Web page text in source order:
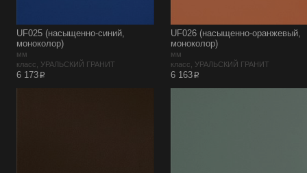
UF025 (насыщенно-синий,
моноколор)
мм
класс, УРАЛЬСКИЙ ГРАНИТ
6 173p
UF026 (насыщенно-оранжевый,
моноколор)
мм
класс, УРАЛЬСКИЙ ГРАНИТ
6 163p